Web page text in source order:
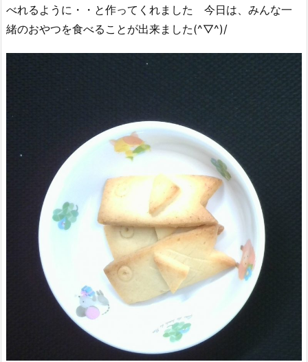
べれるように・・と作ってくれました 今日は、みんな一
緒のおやつを食べることが出来ました(^▽^)/